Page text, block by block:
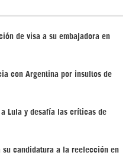
de visa a su embajadora en
con Argentina por insultos de
Lula y desafía las críticas de
su candidatura a la reelección en